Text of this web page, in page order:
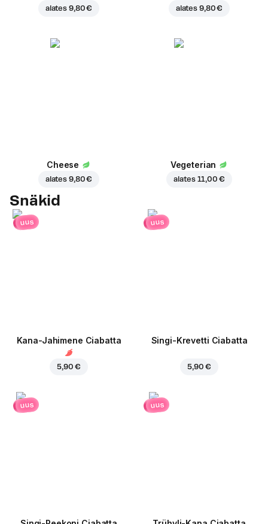
alates 9,80 € alates 9,80 €
Cheese
alates 9,80 €
Vegeterian
alates 11,00 €
Snäkid
uus
Kana-Jahimene Ciabatta
5,90 €
uus
Singi-Krevetti Ciabatta
5,90 €
uus uus